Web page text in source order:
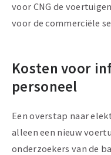
voor CNG de
voor de commerciële
Kosten voor
personeel
Een overstap naar
alleen een nieuw
onderzoekers van de